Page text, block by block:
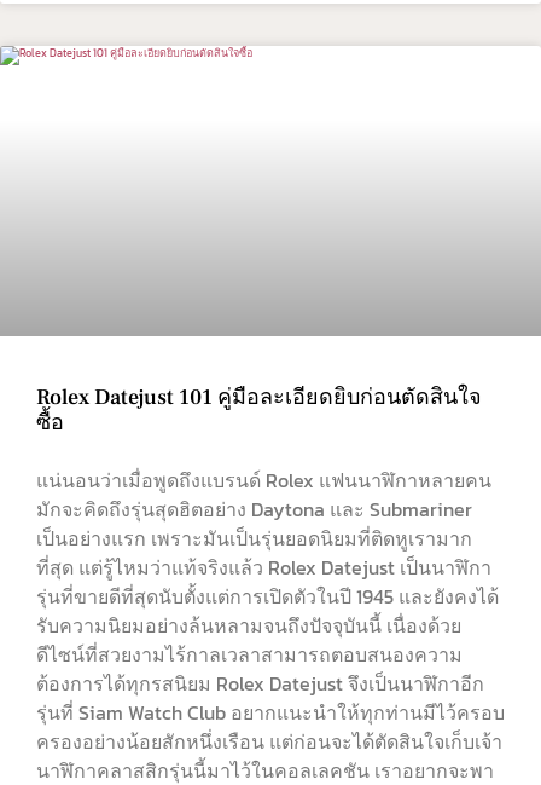
Rolex Datejust 101 คู่มือละเอียดยิบก่อนตัดสินใจ
ซื้อ
แน่นอนว่าเมื่อพูดถึงแบรนด์ Rolex แฟนนาฬิกาหลายคน
มักจะคิดถึงรุ่นสุดฮิตอย่าง Daytona และ Submariner
เป็นอย่างแรก เพราะมันเป็นรุ่นยอดนิยมที่ติดหูเรามาก
ที่สุด แต่รู้ไหมว่าแท้จริงแล้ว Rolex Datejust เป็นนาฬิกา
รุ่นที่ขายดีที่สุดนับตั้งแต่การเปิดตัวในปี 1945 และยังคงได้
รับความนิยมอย่างล้นหลามจนถึงปัจจุบันนี้ เนื่องด้วย
ดีไซน์ที่สวยงามไร้กาลเวลาสามารถตอบสนองความ
ต้องการได้ทุกรสนิยม Rolex Datejust จึงเป็นนาฬิกาอีก
รุ่นที่ Siam Watch Club อยากแนะนำให้ทุกท่านมีไว้ครอบ
ครองอย่างน้อยสักหนึ่งเรือน แต่ก่อนจะได้ตัดสินใจเก็บเจ้า
นาฬิกาคลาสสิกรุ่นนี้มาไว้ในคอลเลคชัน เราอยากจะพา